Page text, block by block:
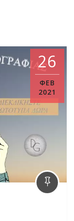
26
ΦΕΒ
2021